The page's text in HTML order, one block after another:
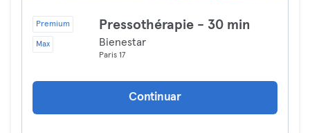
Premium
Max
Pressothérapie - 30 min
Bienestar
Paris 17
Continuar